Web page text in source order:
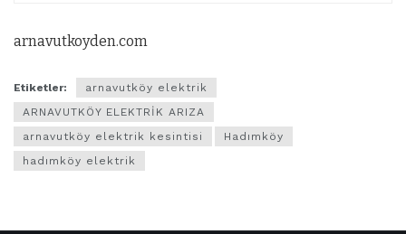
arnavutkoyden.com
Etiketler:
arnavutköy elektrik
ARNAVUTKÖY ELEKTRİK ARIZA
arnavutköy elektrik kesintisi
Hadımköy
hadımköy elektrik